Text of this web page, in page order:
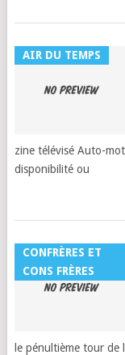
AIR DU TEMPS
zine télévisé Auto-
disponi­bil­ité ou
CONFRÈRES ET
CONS FRÈRES
le pénul­tième tour de